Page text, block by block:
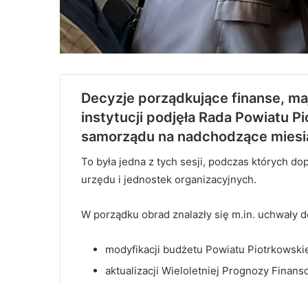
Decyzje porządkujące finanse,
instytucji podjęła Rada Powiatu
samorządu na nadchodzące
To była jedna z tych sesji, podczas których
urzędu i jednostek organizacyjnych.
W porządku obrad znalazły się m.in. uchwały
modyfikacji budżetu Powiatu
aktualizacji Wieloletniej Prognozy